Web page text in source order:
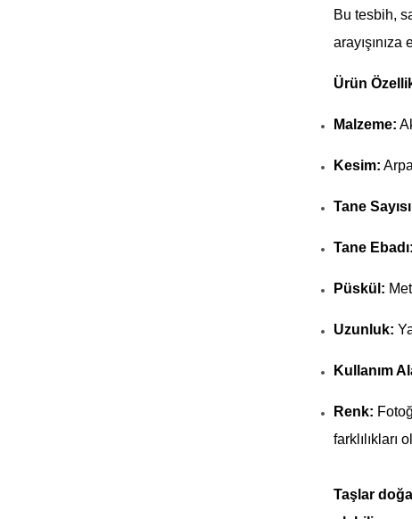
Bu tesbih,
Ürün
Malzeme:
Kesim: Arpa
Tane
Tane Ebadı:
Püskül:
Uzunluk:
Kullanım
Renk:
farklılıkları
Taşlar